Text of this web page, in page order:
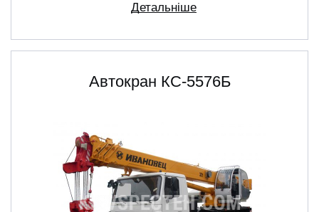
Детальніше
Автокран КС-5576Б